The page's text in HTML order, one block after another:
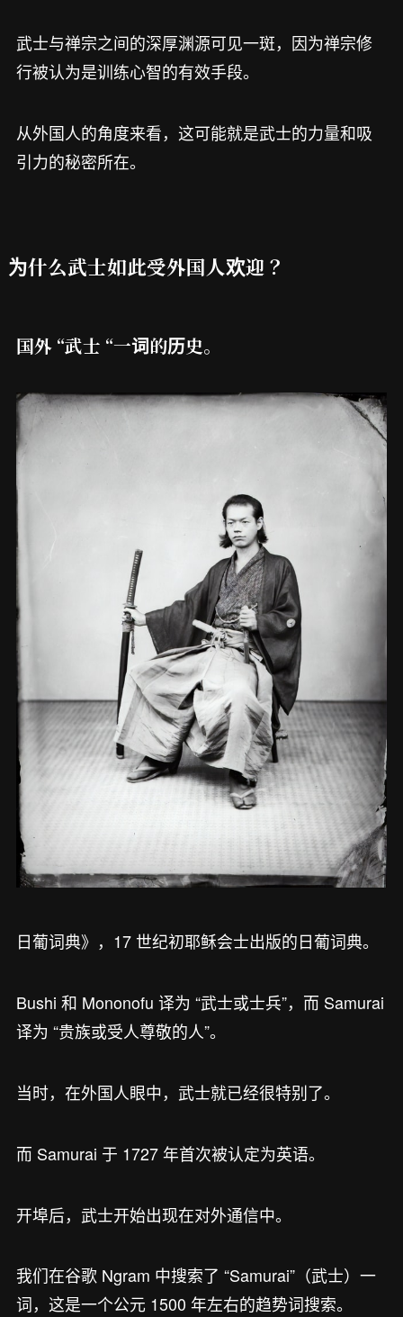
武士与禅宗之间的深厚渊源可见一斑，因为禅宗修
行被认为是训练心智的有效手段。
从外国人的角度来看，这可能就是武士的力量和吸
引力的秘密所在。
为什么武士如此受外国人欢迎？
国外 “武士 “一词的历史。
日葡词典》，17 世纪初耶稣会士出版的日葡词典。
Bushi 和 Mononofu 译为 “武士或士兵”，而 Samurai
译为 “贵族或受人尊敬的人”。
当时，在外国人眼中，武士就已经很特别了。
而 Samurai 于 1727 年首次被认定为英语。
开埠后，武士开始出现在对外通信中。
我们在谷歌 Ngram 中搜索了 “Samurai”（武士）一
词，这是一个公元 1500 年左右的趋势词搜索。